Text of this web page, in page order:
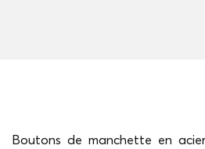
Boutons de manchette en